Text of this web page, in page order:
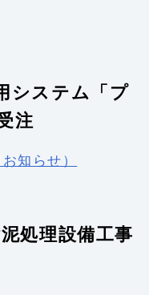
システム「プ
注
知らせ）
処理設備工事